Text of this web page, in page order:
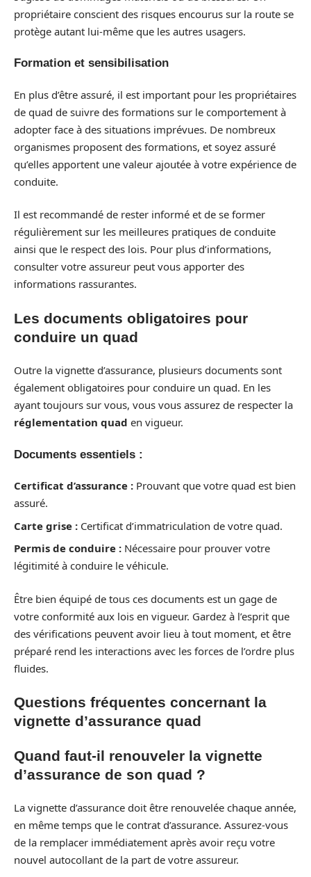
propriétaire conscient des risques encourus sur la route se
protège autant lui-même que les autres usagers.
Formation et sensibilisation
En plus d’être assuré, il est important pour les propriétaires
de quad de suivre des formations sur le comportement à
adopter face à des situations imprévues. De nombreux
organismes proposent des formations, et soyez assuré
qu’elles apportent une valeur ajoutée à votre expérience de
conduite.
Il est recommandé de rester informé et de se former
régulièrement sur les meilleures pratiques de conduite
ainsi que le respect des lois. Pour plus d’informations,
consulter votre assureur peut vous apporter des
informations rassurantes.
Les documents obligatoires pour
conduire un quad
Outre la vignette d’assurance, plusieurs documents sont
également obligatoires pour conduire un quad. En les
ayant toujours sur vous, vous vous assurez de respecter la
réglementation quad en vigueur.
Documents essentiels :
Certificat d’assurance : Prouvant que votre quad est bien
assuré.
Carte grise : Certificat d’immatriculation de votre quad.
Permis de conduire : Nécessaire pour prouver votre
légitimité à conduire le véhicule.
Être bien équipé de tous ces documents est un gage de
votre conformité aux lois en vigueur. Gardez à l’esprit que
des vérifications peuvent avoir lieu à tout moment, et être
préparé rend les interactions avec les forces de l’ordre plus
fluides.
Questions fréquentes concernant la
vignette d’assurance quad
Quand faut-il renouveler la vignette
d’assurance de son quad ?
La vignette d’assurance doit être renouvelée chaque année,
en même temps que le contrat d’assurance. Assurez-vous
de la remplacer immédiatement après avoir reçu votre
nouvel autocollant de la part de votre assureur.